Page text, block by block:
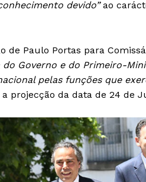
devido”ao
de Paulo Portas para
Governo e do Primeiro-
pelas funções que
projecção da data de 24 de